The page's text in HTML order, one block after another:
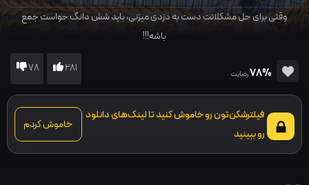
وقتی برای حل مشکلاتت دست به دزدی میزنی، باید شش دانگ حواست جمع
باشه!!!
78%رضایت 281
78
فیلترشکن‌تون رو خاموش کنید تا لینک‌های دانلود
رو ببینید
خاموش کردم